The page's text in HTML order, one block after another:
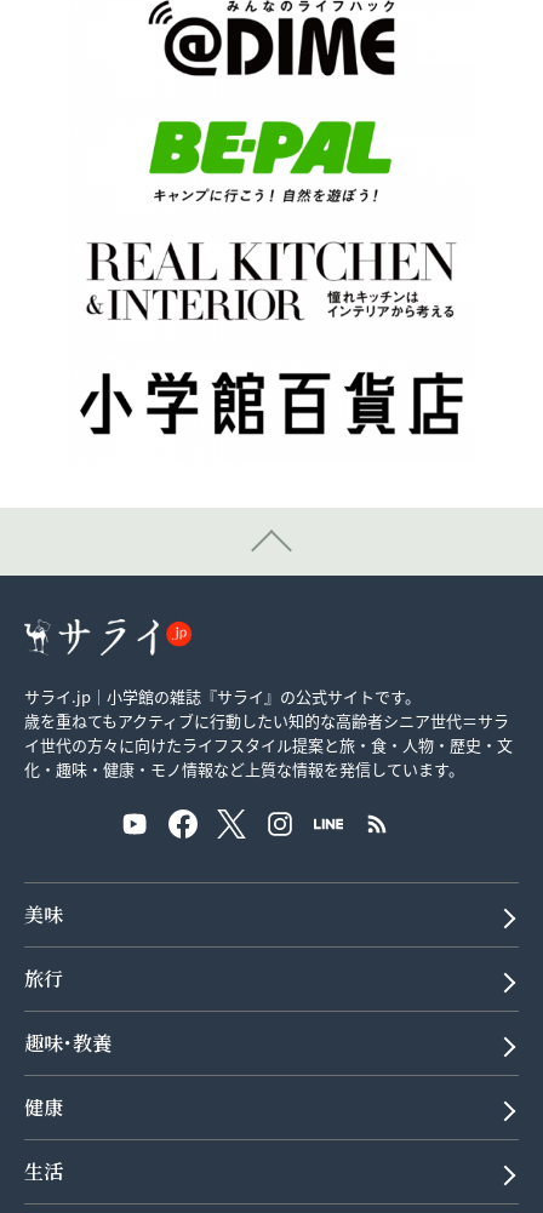
サライ.jp｜小学館の雑誌『サライ』の公式サイトです。
歳を重ねてもアクティブに行動したい知的な高齢者シニア世代＝サラ
イ世代の方々に向けたライフスタイル提案と旅・食・人物・歴史・文
化・趣味・健康・モノ情報など上質な情報を発信しています。
美味
旅行
趣味･教養
健康
生活